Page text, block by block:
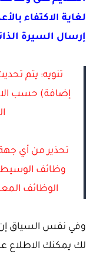
لغاية الاكتفاء
إرسال السيرة
تنويه: يتم
إضافة) حسب
تحذير من أي
وظائف الوسيط
الوظائف
وفي نفس السياق
لك يمكنك الاطلاع